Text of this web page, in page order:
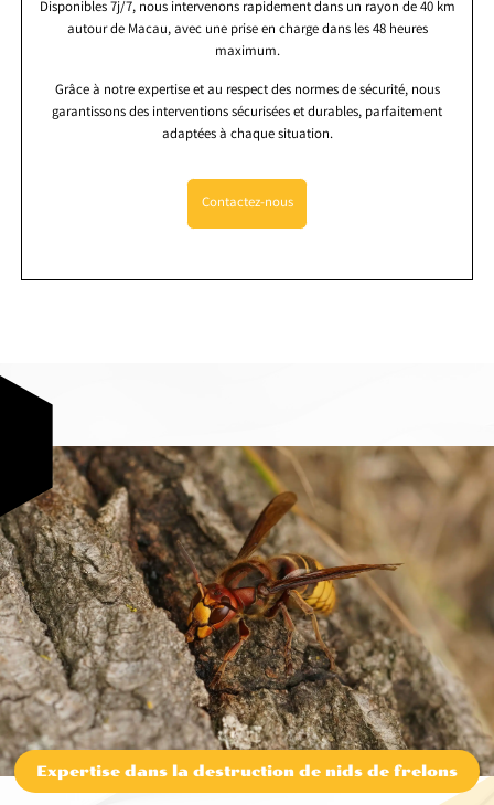
Disponibles 7j/7, nous intervenons rapidement dans un rayon de 40 km
autour de Macau, avec une prise en charge dans les 48 heures
maximum.
Grâce à notre expertise et au respect des normes de sécurité, nous
garantissons des interventions sécurisées et durables, parfaitement
adaptées à chaque situation.
Contactez-nous
Expertise dans la destruction de nids de frelons